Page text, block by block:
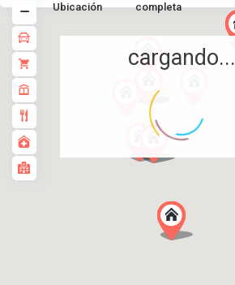
cargando...
Ubicación completa